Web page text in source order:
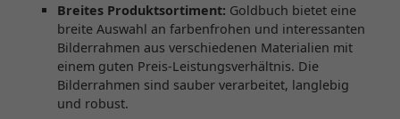
Breites Produktsortiment: Goldbuch bietet eine
breite Auswahl an farbenfrohen und interessanten
Bilderrahmen aus verschiedenen Materialien mit
einem guten Preis-Leistungsverhältnis. Die
Bilderrahmen sind sauber verarbeitet, langlebig
und robust.